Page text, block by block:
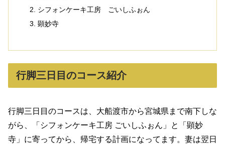
シフォンケーキ工房 ごいしふぉん
顕妙寺
行脚三日目のコース紹介
行脚三日目のコースは、大船渡市から宮城県まで南下しな
がら、「シフォンケーキ工房 ごいしふぉん」と「顕妙
寺」に寄ってから、帰宅する計画になってます。妻は翌日